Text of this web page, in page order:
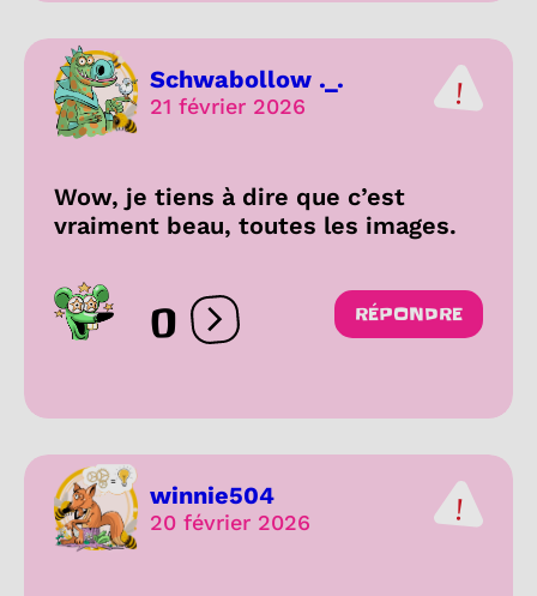
Schwabollow ._.
21 février 2026
Wow, je tiens à dire que c’est
vraiment beau, toutes les images.
0 Ouvrir les réactions
RÉPONDRE
winnie504
20 février 2026